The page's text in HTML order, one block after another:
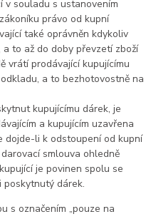
v souladu s ustanovením
právo od kupní
také oprávněn kdykoliv
to až do doby převzetí zboží
vrátí prodávající kupujícímu
a to bezhotovostně na
kupujícímu dárek, je
a kupujícím uzavřena
dojde-li k odstoupení od kupní
smlouva ohledně
je povinen spolu se
poskytnutý dárek.
s označením „pouze na